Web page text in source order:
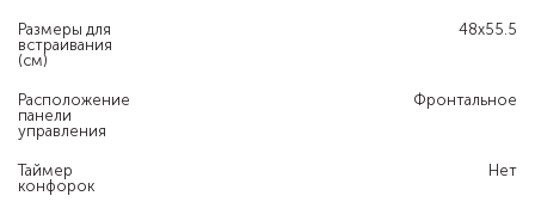
Размеры для
встраивания
(см)
48x55.5
Расположение
панели
управления
Фронтальное
Таймер
конфорок
Нет